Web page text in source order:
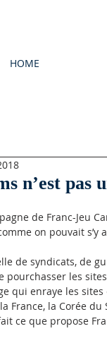
HOME
n’est pas
de Franc-Jeu
on pouvait s’y
de syndicats, de
pourchasser les
qui enraye les
France, la Corée
ce que propose